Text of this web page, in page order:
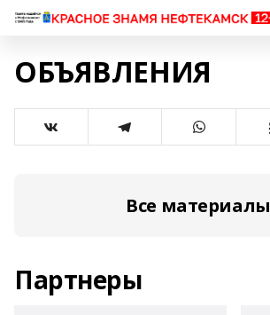
ОБЪЯВЛЕНИЯ
Все материалы
Партнеры